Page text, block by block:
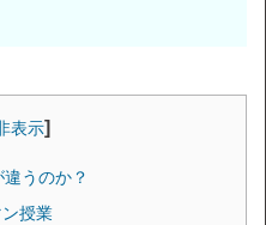
表示]
うのか？
授業